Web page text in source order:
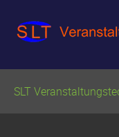
überspringen
SLT